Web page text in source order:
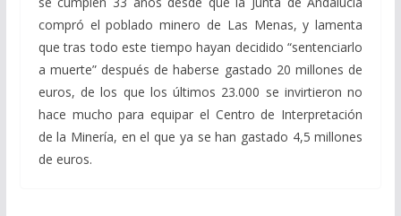
compró el poblado minero de Las Menas, y lamenta
que tras todo este tiempo hayan decidido “sentenciarlo
a muerte” después de haberse gastado 20 millones de
euros, de los que los últimos 23.000 se invirtieron no
hace mucho para equipar el Centro de Interpretación
de la Minería, en el que ya se han gastado 4,5 millones
de euros.